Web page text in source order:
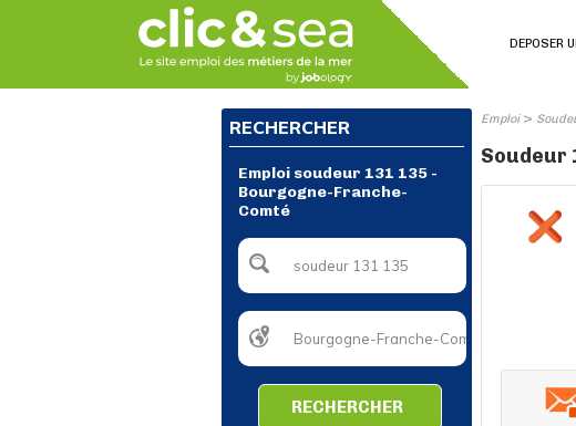
DEPOSER
RECHERCHER
Emploi soudeur 131 135 -
Bourgogne-Franche-
Comté
RECHERCHER
Emploi>
Soudeur